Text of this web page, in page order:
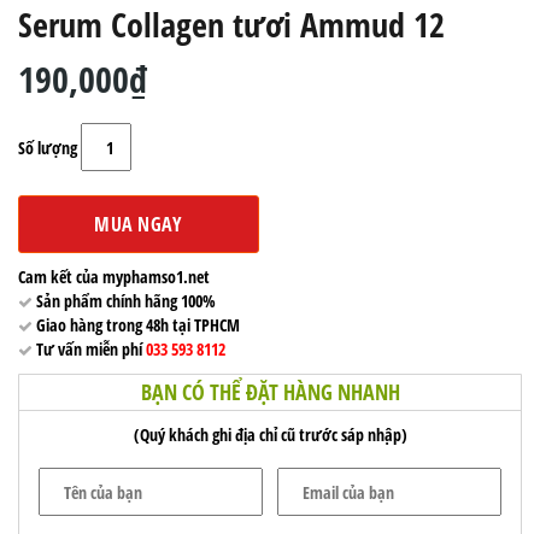
Serum Collagen tươi Ammud 12
190,000₫
Số lượng
MUA NGAY
Cam kết của myphamso1.net
Sản phẩm chính hãng 100%
Giao hàng trong 48h tại TPHCM
Tư vấn miễn phí033 593 8112
BẠN CÓ THỂ ĐẶT HÀNG NHANH
(Quý khách ghi địa chỉ cũ trước sáp nhập)